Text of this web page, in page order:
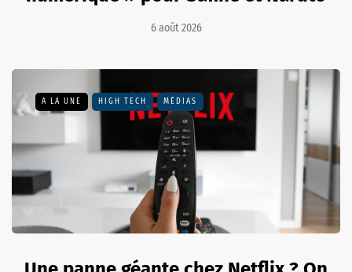
6 août 2026
A LA UNE HIGH TECH MÉDIAS